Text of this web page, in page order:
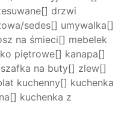
drzwi
sedes[] umywalka[]
na śmieci[] mebelek
piętrowe[] kanapa[]
na buty[] zlew[]
kuchenny[] kuchenka
kuchenka z